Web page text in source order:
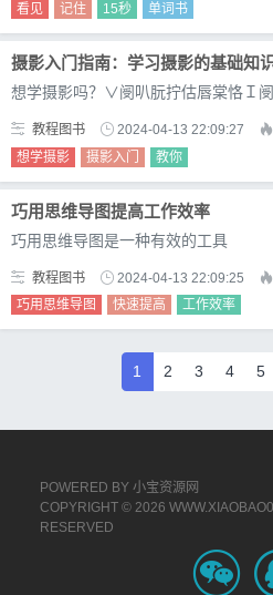
看见 记住 15秒 单词书
摄影入门指南：学习摄影的基础知
想学摄影吗？∨阌叭朊拧估唇棠恪Ｉ
教程图书 2024-04-13 22:09:27
想学摄影 摄影入门 教你
巧用思维导图提高工作效率
巧用思维导图是一种有效的工具
教程图书 2024-04-13 22:09:25
巧用思维导图 快速提高 工作效率
1 2 3 4 5
POWERED BY 小宝资源网
COPYRIGHT © 2026
RESERVED